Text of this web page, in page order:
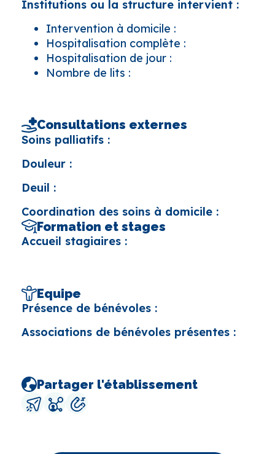
Institutions ou la structure intervient :
Intervention à domicile :
Hospitalisation complète :
Hospitalisation de jour :
Nombre de lits :
Consultations externes
Soins palliatifs :
Douleur :
Deuil :
Coordination des soins à domicile :
Formation et stages
Accueil stagiaires :
Equipe
Présence de bénévoles :
Associations de bénévoles présentes :
Partager l'établissement